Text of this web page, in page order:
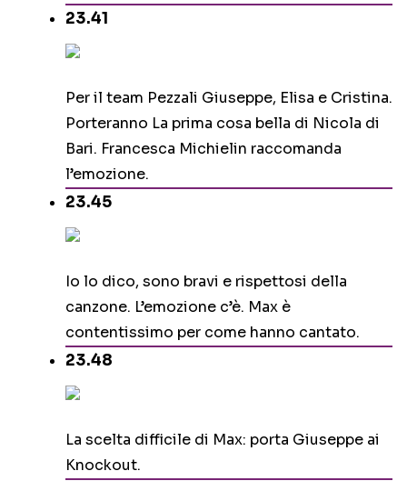
23.41
Per il team Pezzali Giuseppe, Elisa e Cristina.
Porteranno La prima cosa bella di Nicola di
Bari. Francesca Michielin raccomanda
l’emozione.
23.45
Io lo dico, sono bravi e rispettosi della
canzone. L’emozione c’è. Max è
contentissimo per come hanno cantato.
23.48
La scelta difficile di Max: porta Giuseppe ai
Knockout.